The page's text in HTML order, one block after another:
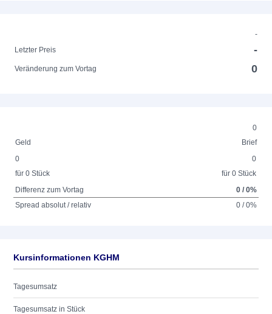
-
Letzter Preis
-
Veränderung zum Vortag 0
0
Geld
Brief
0
für 0 Stück
0
für 0 Stück
Differenz zum Vortag
0 / 0%
Spread absolut / relativ
0 / 0%
Kursinformationen KGHM
Tagesumsatz
Tagesumsatz in Stück